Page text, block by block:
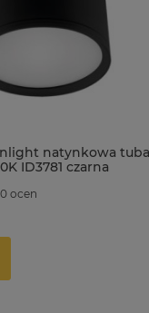
natynkowa tuba
ID3781 czarna
ocen